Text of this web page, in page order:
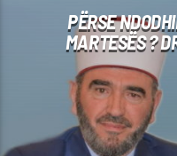
PËRSE
MARTESËS ?